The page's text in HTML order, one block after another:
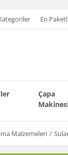
En
Çapa
Malzemeleri